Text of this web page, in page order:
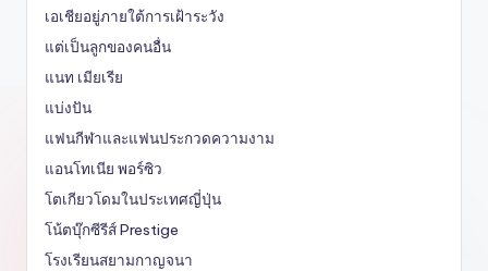
เอเชียอยู่ภายใต้การเฝ้าระวัง
แต่เป็นลูกของคนอื่น
แนท เมียเรีย
แบ่งปัน
แฟนกีฬาและแฟนประกวดความงาม
แอนโทเนีย พอร์ซิว
โตเกียวโดมในประเทศญี่ปุ่น
โน้ตบุ๊กซีรีส์ Prestige
โรงเรียนสยามกาญจนา